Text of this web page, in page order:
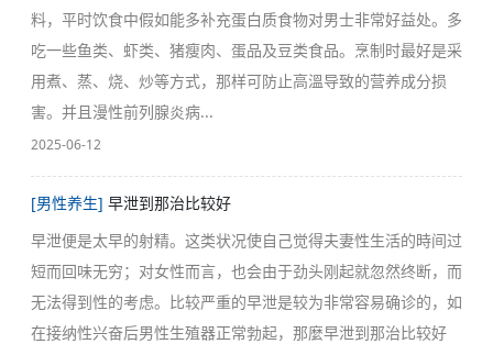
料，平时饮食中假如能多补充蛋白质食物对男士非常好益处。多
吃一些鱼类、虾类、猪瘦肉、蛋品及豆类食品。烹制时最好是采
用煮、蒸、烧、炒等方式，那样可防止高溫导致的营养成分损
害。并且漫性前列腺炎病...
2025-06-12
[男性养生] 早泄到那治比较好
早泄便是太早的射精。这类状况使自己觉得夫妻性生活的時间过
短而回味无穷；对女性而言，也会由于劲头刚起就忽然终断，而
无法得到性的考虑。比较严重的早泄是较为非常容易确诊的，如
在接纳性兴奋后男性生殖器正常勃起，那麼早泄到那治比较好